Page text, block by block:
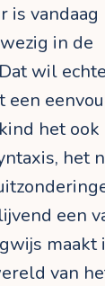
is
in de
wil
een
het
het
een
maakt
van